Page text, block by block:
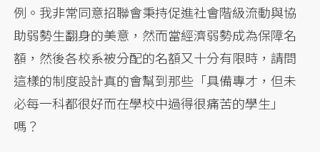
例。我非常同意招聯會秉持促進社會階級流動與協
助弱勢生翻身的美意，然而當經濟弱勢成為保障名
額，然後各校系被分配的名額又十分有限時，請問
這樣的制度設計真的會幫到那些「具備專才，但未
必每一科都很好而在學校中過得很痛苦的學生」
嗎？